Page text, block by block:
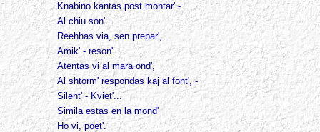
Knabino kantas post montar' -
Al chiu son'
Reehhas via, sen prepar',
Amik' - reson'.
Atentas vi al marа ond',
Al shtorm' respondas kaj al font', -
Silent' - Kviet'...
Simila estas en la mond'
Ho vi, poet'.